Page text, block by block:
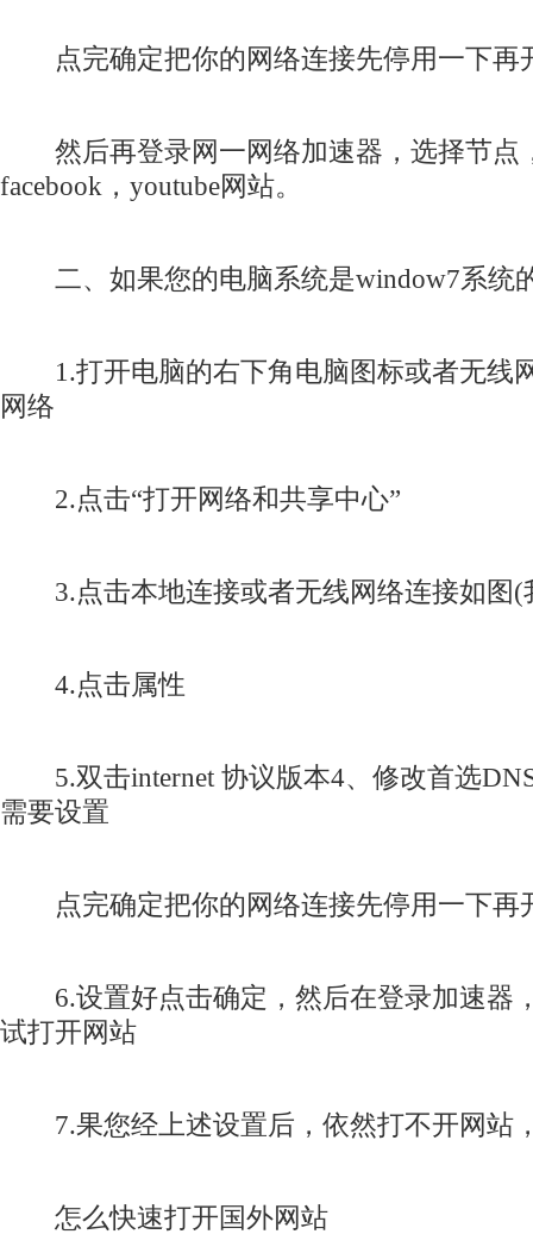
点完确定把你的网络连接先停用一下再
然后再登录网一网络加速器，选择节点
facebook，youtube网站。
二、如果您的电脑系统是window7系统
1.打开电脑的右下角电脑图标或者无线
网络
2.点击“打开网络和共享中心”
3.点击本地连接或者无线网络连接如图(
4.点击属性
5.双击internet 协议版本4、修改首选
需要设置
点完确定把你的网络连接先停用一下再
6.设置好点击确定，然后在登录加速器
试打开网站
7.果您经上述设置后，依然打不开网站
怎么快速打开国外网站